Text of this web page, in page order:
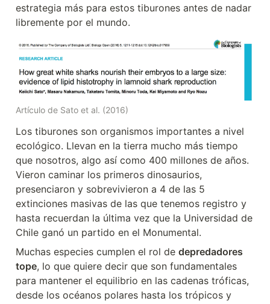
estrategia más para estos tiburones antes de nadar
libremente por el mundo.
Artículo de Sato et al. (2016)
Los tiburones son organismos importantes a nivel
ecológico. Llevan en la tierra mucho más tiempo
que nosotros, algo así como 400 millones de años.
Vieron caminar los primeros dinosaurios,
presenciaron y sobrevivieron a 4 de las 5
extinciones masivas de las que tenemos registro y
hasta recuerdan la última vez que la Universidad de
Chile ganó un partido en el Monumental.
Muchas especies cumplen el rol de depredadores
tope, lo que quiere decir que son fundamentales
para mantener el equilibrio en las cadenas tróficas,
desde los océanos polares hasta los trópicos y